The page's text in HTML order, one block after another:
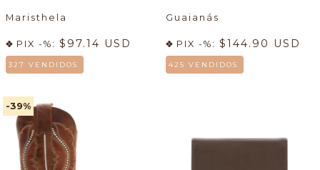
Maristhela
PIX -%: $97.14 USD
327 VENDIDOS.
Guaianás
PIX -%: $144.90 USD
425 VENDIDOS.
-39%